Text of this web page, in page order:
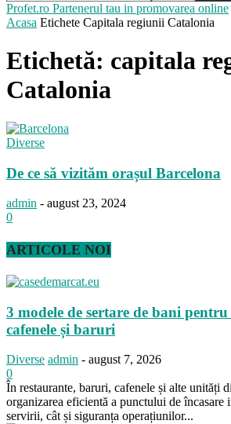
Profet.ro Partenerul tau in promovarea online
Acasa Etichete Capitala regiunii Catalonia
Etichetă: capitala
Catalonia
Diverse
De ce să vizităm orașul Barcelona
admin - august 23, 2024
0
ARTICOLE NOI
3 modele de sertare de bani
cafenele și baruri
Diverse admin - august 7, 2026
0
În restaurante, baruri, cafenele și alte unități
organizarea eficientă a punctului de încasare
servirii, cât și siguranța operațiunilor...